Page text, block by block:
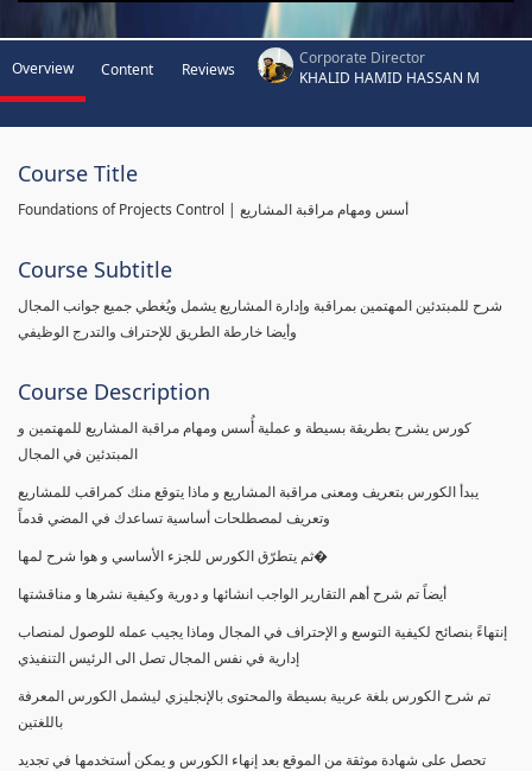
Overview Content Reviews
Corporate Director
KHALID HAMID HASSAN M
Course Title
Foundations of Projects Control | أسس ومهام مراقبة المشاريع
Course Subtitle
شرح للمبتدئين المهتمين بمراقبة وإدارة المشاريع يشمل ويُغطي جميع جوانب المجال
وأيضا خارطة الطريق للإحتراف والتدرج الوظيفي
Course Description
كورس يشرح بطريقة بسيطة و عملية أُسس ومهام مراقبة المشاريع للمهتمين و
المبتدئين في المجال
يبدأ الكورس بتعريف ومعنى مراقبة المشاريع و ماذا يتوقع منك كمراقب للمشاريع
وتعريف لمصطلحات أساسية تساعدك في المضي قدماً
ثم يتطرّق الكورس للجزء الأساسي و هوا شرح لمها�
أيضاً تم شرح أهم التقارير الواجب انشائها و دورية وكيفية نشرها و مناقشتها
إنتهاءً بنصائح لكيفية التوسع و الإحتراف في المجال وماذا يجيب عمله للوصول لمنصاب
إدارية في نفس المجال تصل الى الرئيس التنفيذي
تم شرح الكورس بلغة عربية بسيطة والمحتوى بالإنجليزي ليشمل الكورس المعرفة
باللغتين
تحصل على شهادة موثقة من الموقع بعد إنهاء الكورس و يمكن أستخدمها في تجديد